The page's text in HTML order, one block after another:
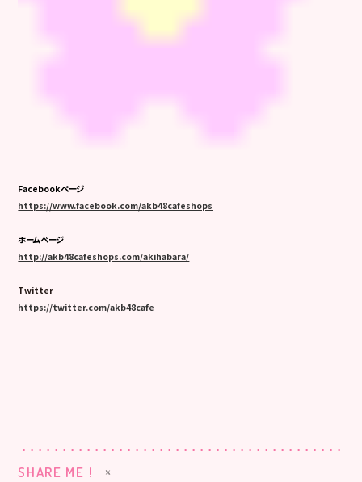
Facebookページ
https://www.facebook.com/akb48cafeshops
ホームページ
http://akb48cafeshops.com/akihabara/
Twitter
https://twitter.com/akb48cafe
SHARE ME !